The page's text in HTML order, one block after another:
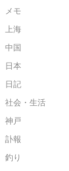
メモ
上海
中国
日本
日記
社会・生活
神戸
訃報
釣り